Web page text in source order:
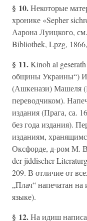
§ 10.Некоторые
хронике «Sepher
Аарона Луицкого,
Bibliothek, Lpzg,
§ 11.Kinoh al
общины Украины“)
(Ашкенази) Машеля
переводчиком).
издания (Прага, са.
без года издания).
изданиям,
Оксфорде, д-ром М.
der jiddischer
209. В отличие от
„Плач“ напечатан
языке).
§ 12.На идиш